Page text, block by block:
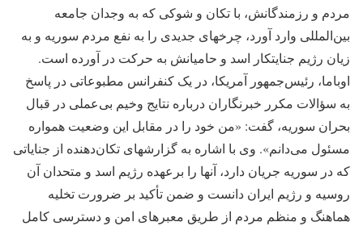
مردم و رزمندگانش، با تکان و شوکی که به وجدان جامعه
بین‌المللی وارد آورد، چرخهای جدیدی را به نفع مردم سوریه و به
زیان رژیم جنایتکار اسد و حامیانش به حرکت در آورده است.
اوباما، رئیس‌جمهور آمریکا، در یک کنفرانس مطبوعاتی در پاسخ
به سؤالات مکرر خبرنگاران درباره نتایج وخیم بی‌عملی در قبال
بحران سوریه، گفت: «من خود را در مقابل این وضعیت همواره
مسئول می‌دانم». وی با اشاره به گزارشهای تکان‌دهنده از جنایاتی
که در سوریه جریان دارد، آنها را برعهده رژیم اسد و متحدان آن
روسیه و رژیم ایران دانست و ضمن تأکید بر ضرورت تخلیه
هماهنگ و منظم مردم از طریق معبرهای امن و دسترسی کامل